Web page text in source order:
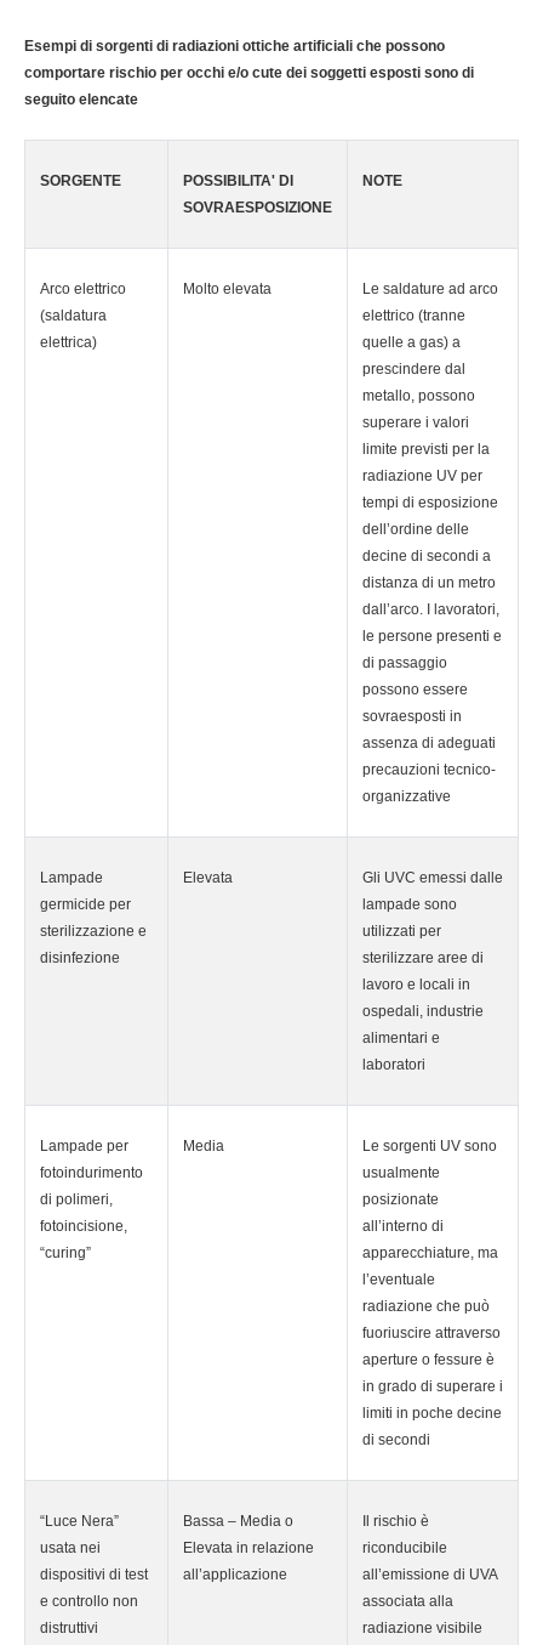
Esempi di sorgenti di radiazioni ottiche artificiali che possono
comportare rischio per occhi e/o cute dei soggetti esposti sono di
seguito elencate
SORGENTE
POSSIBILITA' DI
SOVRAESPOSIZIONE
NOTE
Arco elettrico
(saldatura
elettrica)
Molto elevata
Le saldature ad arco
elettrico (tranne
quelle a gas) a
prescindere dal
metallo, possono
superare i valori
limite previsti per la
radiazione UV per
tempi di esposizione
dell’ordine delle
decine di secondi a
distanza di un metro
dall’arco. I lavoratori,
le persone presenti e
di passaggio
possono essere
sovraesposti in
assenza di adeguati
precauzioni tecnico-
organizzative
Lampade
germicide per
sterilizzazione e
disinfezione
Elevata
Gli UVC emessi dalle
lampade sono
utilizzati per
sterilizzare aree di
lavoro e locali in
ospedali, industrie
alimentari e
laboratori
Lampade per
fotoindurimento
di polimeri,
fotoincisione,
“curing”
Media
Le sorgenti UV sono
usualmente
posizionate
all’interno di
apparecchiature, ma
l’eventuale
radiazione che può
fuoriuscire attraverso
aperture o fessure è
in grado di superare i
limiti in poche decine
di secondi
“Luce Nera”
usata nei
dispositivi di test
e controllo non
distruttivi
Bassa – Media o
Elevata in relazione
all’applicazione
Il rischio è
riconducibile
all’emissione di UVA
associata alla
radiazione visibile